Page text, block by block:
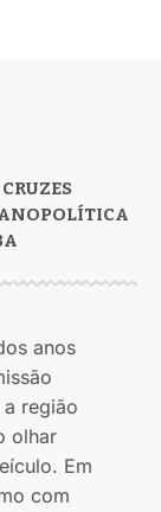
POLÍTICA
anos
região
olhar
Em
com